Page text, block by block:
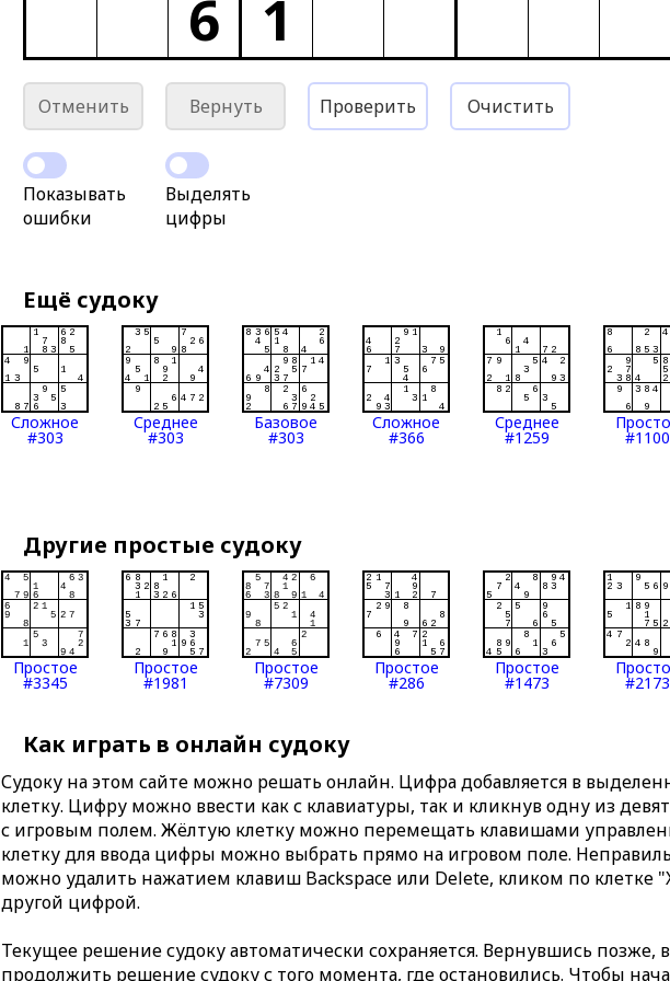
6 1
Отменить Вернуть Проверить Очистить
Показывать
ошибки
Выделять
цифры
Ещё судоку
Сложное
#303
Среднее
#303
Базовое
#303
Сложное
#366
Среднее
#1259 #1100
Другие простые судоку
Простое
#3345
Простое
#1981
Простое
#7309
Простое
#286
Простое
#1473 #2173
Как играть в онлайн судоку
Судоку на этом сайте можно решать онлайн. Цифра добавляется в
клетку. Цифру можно ввести как с клавиатуры, так и кликнув одну из
с игровым полем. Жёлтую клетку можно перемещать клавишами
клетку для ввода цифры можно выбрать прямо на игровом поле.
можно удалить нажатием клавиш Backspace или Delete, кликом по клетке
другой цифрой.
Текущее решение судоку автоматически сохраняется. Вернувшись позже,
продолжить решение судоку с того момента, где остановились. Чтобы